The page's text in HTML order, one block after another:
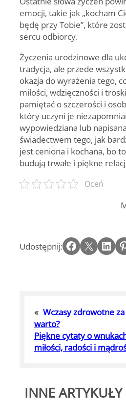
emocji, takie jak „kocham
będę przy Tobie”, które
sercu odbiorcy.
Życzenia urodzinowe dla
tradycja, ale przede
okazja do wyrażenia tego,
miłości, wdzięczności i
pamiętać o szczerości i
który uczyni je
wypowiedziana lub
świadectwem tego, jak
jest ceniona i kochana, bo
budują trwałe i piękne
Oceń
Udostępnij: Share on Facebook Email this Page Share on LinkedIn Share on Pinterest
« Wczasy zdrowotne
warto?
Piękne cytaty o
miłości, radości i
INNE ARTYKUŁY